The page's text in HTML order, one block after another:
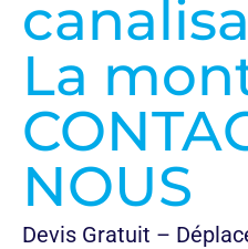
La
NOUS
Devis Gratuit –